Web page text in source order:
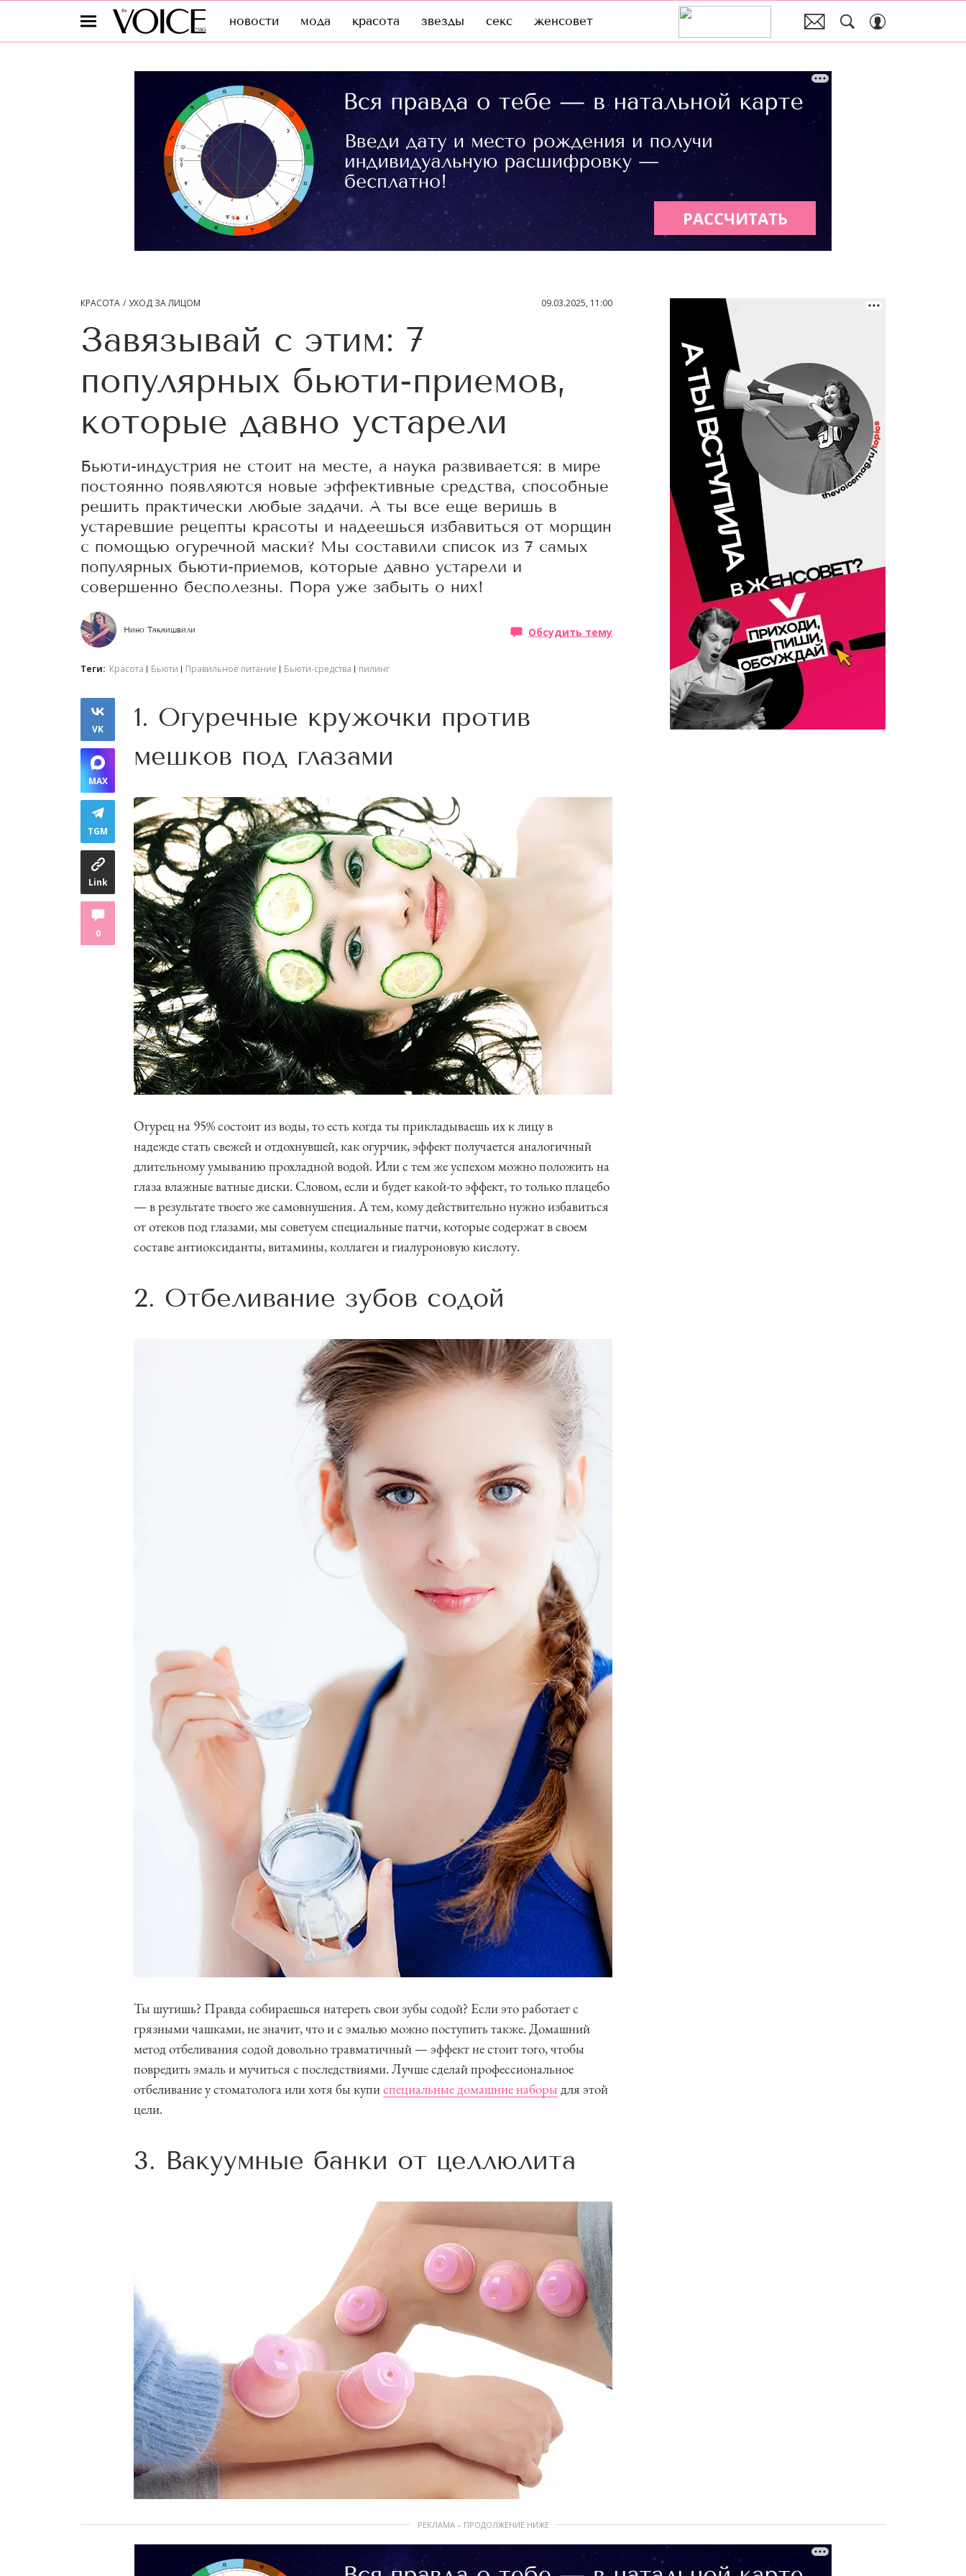
новости мода красота звезды секс женсовет
КРАСОТА УХОД ЗА ЛИЦОМ 09.03.2025, 11:00
Завязывай с этим: 7
популярных бьюти-приемов,
которые давно устарели
Бьюти-индустрия не стоит на месте, а наука развивается: в мире
постоянно появляются новые эффективные средства, способные
решить практически любые задачи. А ты все еще веришь в
устаревшие рецепты красоты и надеешься избавиться от морщин
с помощью огуречной маски? Мы составили список из 7 самых
популярных бьюти-приемов, которые давно устарели и
совершенно бесполезны. Пора уже забыть о них!
Нино Такаишвили Обсудить тему
Теги: Красота Бьюти Правильное питание Бьюти-средства пилинг
VK
MAX
TGM
Link
0
1. Огуречные кружочки против
мешков под глазами
Огурец на 95% состоит из воды, то есть когда ты прикладываешь их к лицу в
надежде стать свежей и отдохнувшей, как огурчик, эффект получается аналогичный
длительному умыванию прохладной водой. Или с тем же успехом можно положить на
глаза влажные ватные диски. Словом, если и будет какой-то эффект, то только плацебо
— в результате твоего же самовнушения. А тем, кому действительно нужно избавиться
от отеков под глазами, мы советуем специальные патчи, которые содержат в своем
составе антиоксиданты, витамины, коллаген и гиалуроновую кислоту.
2. Отбеливание зубов содой
Ты шутишь? Правда собираешься натереть свои зубы содой? Если это работает с
грязными чашками, не значит, что и с эмалью можно поступить также. Домашний
метод отбеливания содой довольно травматичный — эффект не стоит того, чтобы
повредить эмаль и мучиться с последствиями. Лучше сделай профессиональное
отбеливание у стоматолога или хотя бы куписпециальные домашние наборы для этой
цели.
3. Вакуумные банки от целлюлита
РЕКЛАМА – ПРОДОЛЖЕНИЕ НИЖЕ